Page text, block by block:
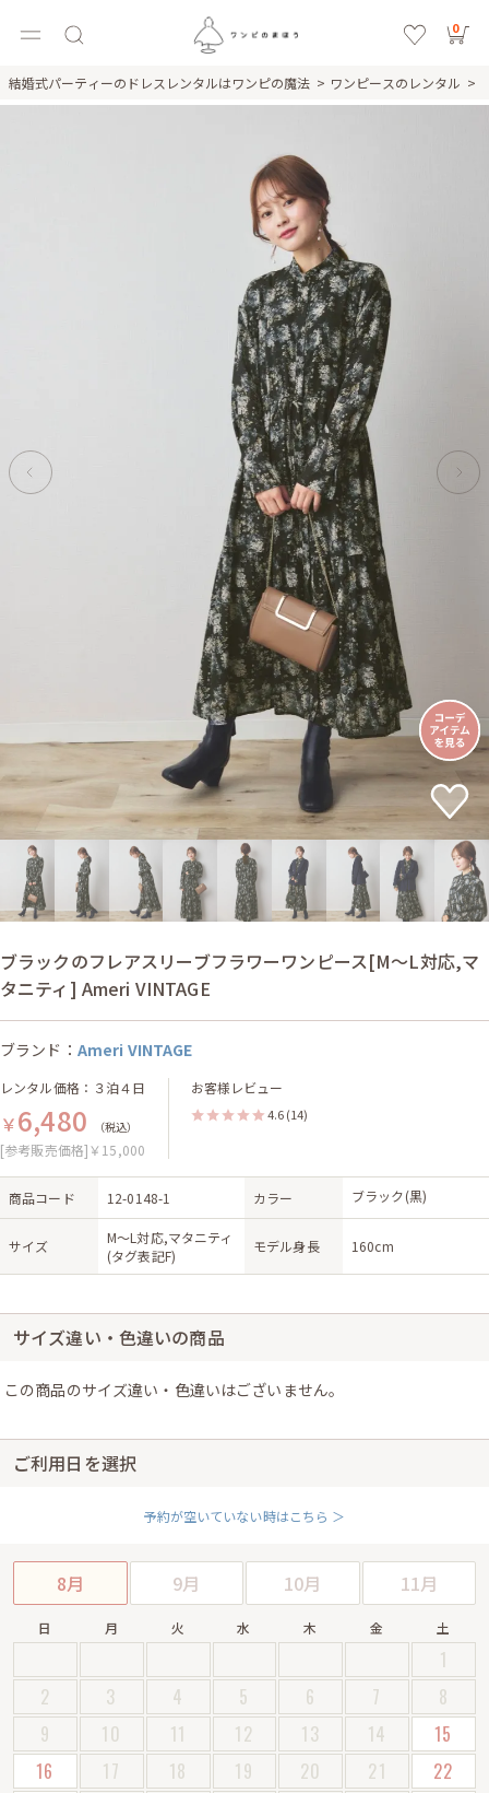
0
結婚式パーティーのドレスレンタルはワンピの魔法 ワンピースのレンタル
ブラックのフレアスリーブフラワーワンピース[M〜L対応,マ
タニティ] Ameri VINTAGE
ブランド： Ameri VINTAGE
レンタル価格：３泊４日
￥6,480 （税込）
[参考販売価格]￥15,000
お客様レビュー
4.6 (14)
商品コード 12-0148-1 カラー ブラック(黒)
サイズ
M〜L対応,マタニティ
(タグ表記F)
モデル身長 160cm
サイズ違い・色違いの商品
この商品のサイズ違い・色違いはございません。
ご利用日を選択
予約が空いていない時はこちら ＞
8月 9月 10月 11月
日 月 火 水 木 金 土
1
2
3 4 5 6 7
8
9
10 11 12 13 14
15
16
17 18 19 20 21
22